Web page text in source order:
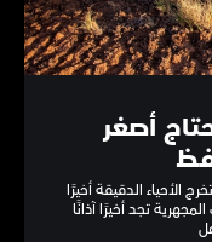
أصغر
الأحياء الدقيقة أخيرًا
تجد أخيرًا آذانًا